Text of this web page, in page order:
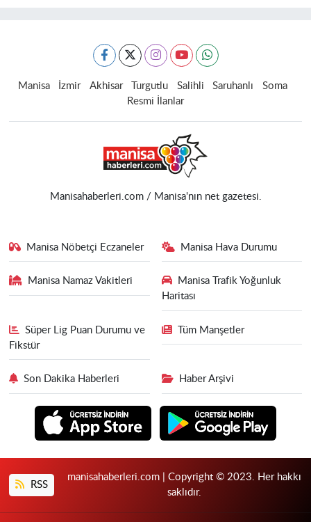
Manisa İzmir Akhisar Turgutlu Salihli Saruhanlı
Soma
Resmi İlanlar
Manisahaberleri.com / Manisa'nın net gazetesi.
Manisa Nöbetçi Eczaneler Manisa Hava Durumu
Manisa Namaz Vakitleri
Manisa Trafik Yoğunluk
Haritası
Süper Lig Puan Durumu ve
Fikstür
Tüm Manşetler
Son Dakika Haberleri Haber Arşivi
RSS
manisahaberleri.com | Copyright © 2023. Her hakkı
saklıdır.